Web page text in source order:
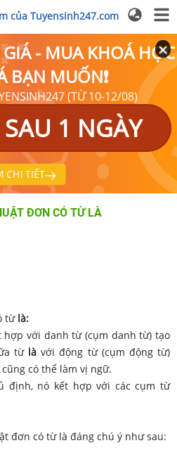
của Tuyensinh247.com
- MUA KHOÁ HỌC
BẠN MUỐN❗
(TỪ 10-12/08)
1 NGÀY
CHI TIẾT
ĐƠN CÓ TỪ LÀ
từ là:
hợp với danh từ (cụm danh từ) tạo
từ làvới động từ (cụm động từ)
có thể làm vị ngữ.
định, nó kết hợp với các cụm từ
đơn có từ là đáng chú ý như sau: